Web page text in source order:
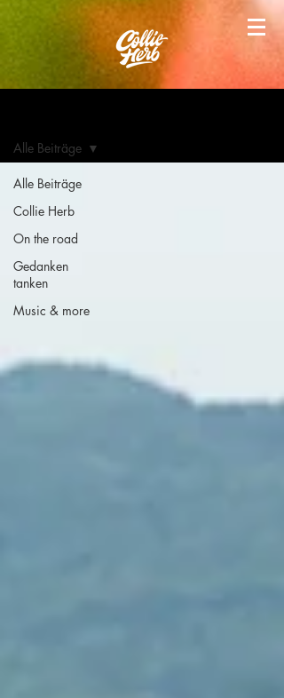
Alle Beiträge
Collie Herb
On the road
Gedanken
tanken
Music & more
Alle Beiträge